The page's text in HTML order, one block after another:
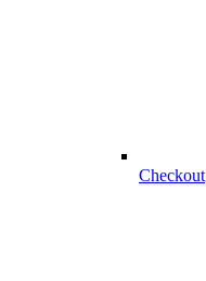
Checkout